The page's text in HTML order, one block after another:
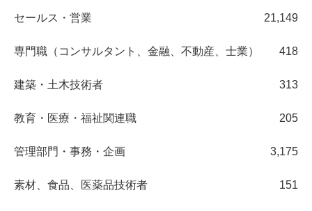
セールス・営業 21,149
専門職（コンサルタント、金融、不動産、士業） 418
建築・土木技術者 313
教育・医療・福祉関連職 205
管理部門・事務・企画 3,175
素材、食品、医薬品技術者 151